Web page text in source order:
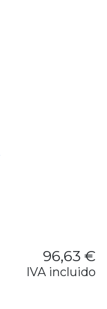
96,63 €
IVA incluido